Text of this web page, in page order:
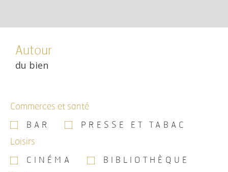
Autour
du bien
Commerces et santé
BAR PRESSE ET TABAC
Loisirs
CINÉMA BIBLIOTHÈQUE